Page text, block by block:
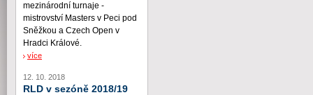
mezinárodní turnaje -
mistrovství Masters v Peci pod
Sněžkou a Czech Open v
Hradci Králové.
více
12. 10. 2018
RLD v sezóně 2018/19